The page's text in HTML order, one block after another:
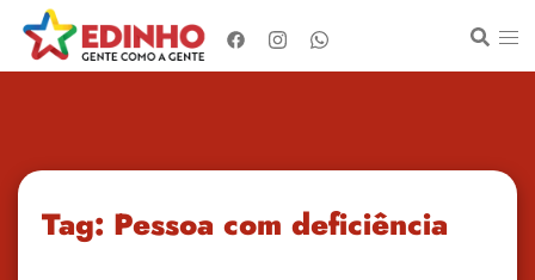
para
o
Tag: Pessoa com deficiência